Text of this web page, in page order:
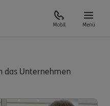
Mobil Menü
das Unternehmen